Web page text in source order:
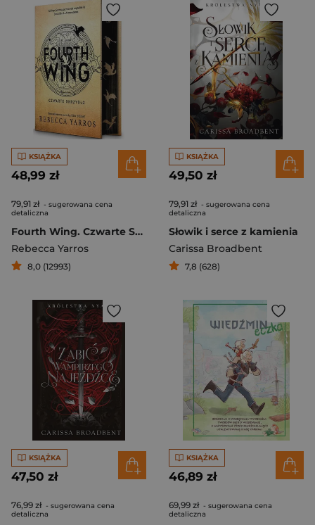
KSIĄŻKA
48,99 zł
79,91 zł - sugerowana cena
detaliczna
Fourth Wing. Czwarte Skrzydło
Rebecca Yarros
8,0 (12993)
KSIĄŻKA
49,50 zł
79,91 zł - sugerowana cena
detaliczna
Słowik i serce z kamienia
Carissa Broadbent
7,8 (628)
KSIĄŻKA
47,50 zł
76,99 zł - sugerowana cena
detaliczna
KSIĄŻKA
46,89 zł
69,99 zł - sugerowana cena
detaliczna